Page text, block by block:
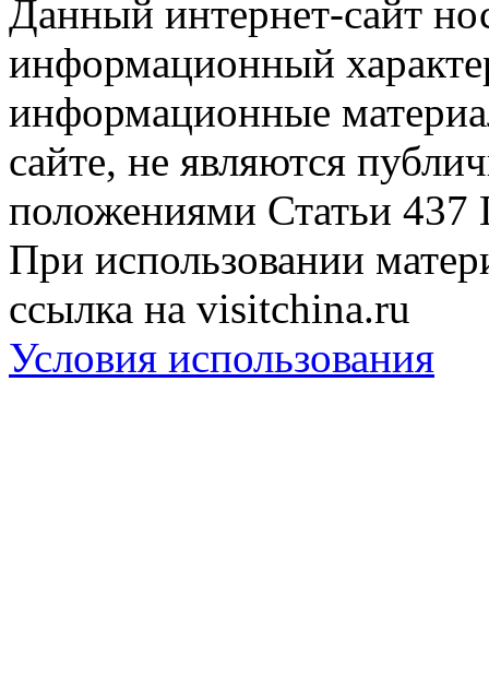
Данный интернет-сайт
информационный
информационные
сайте, не являются
положениями Статьи 437
При использовании
ссылка на visitchina.ru
Условия использования